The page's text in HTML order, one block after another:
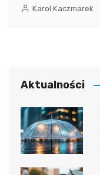
Karol Kaczmarek
Aktualności